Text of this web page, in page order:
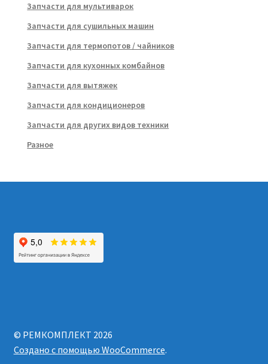
Запчасти для мультиварок
Запчасти для сушильных машин
Запчасти для термопотов / чайников
Запчасти для кухонных комбайнов
Запчасти для вытяжек
Запчасти для кондиционеров
Запчасти для других видов техники
Разное
© РЕМКОМПЛЕКТ 2026
Создано с помощью WooCommerce.